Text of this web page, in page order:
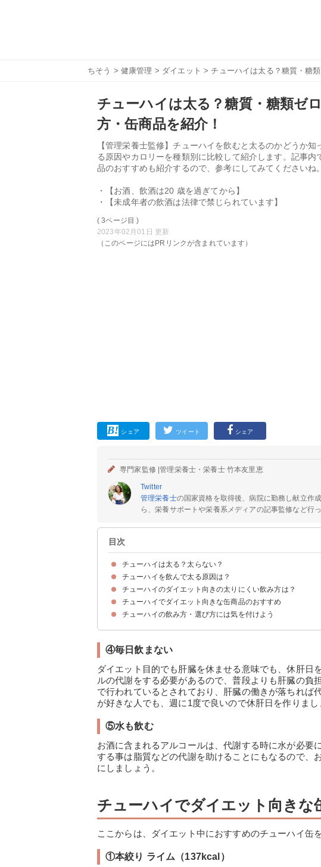
ちそう > 健康管理 > ダイエット > チューハイは太る？糖質・糖
チューハイは太る？糖質・糖類ゼ
方・缶商品を紹介！
【管理栄養士監修】チューハイを飲むと太るのかどうか
る原因やカロリーを種類別に比較して紹介します。記事
品のおすすめも紹介するので、参考にしてみてくださいね。
・【お酒、飲酒は20 歳を過ぎてから】
・【未成年者の飲酒は法律で禁じられています】
( 3ページ目 )
2023年02月01日 更新
（このページにはPRリンクが含まれています）
シェア ツイート シェア
専門家監修 |管理栄養士・栄養士 竹本友里恵
Twitter
管理栄養士の国家資格を取得後、病院に勤務し献立作
ら、栄養サポートや栄養系メディアの記事監修など行
目次
チューハイは太る？太らない？
飲み方や種類によっては太る
チューハイのカロリーを種類別に見てみよう
チューハイのカロリーを他のお酒と比較
糖類・糖質ゼロは糖質量ゼロではないので要注意
チューハイを飲んで太る原因は？
①高カロリーのおつまみを食べている
②酵素不足で代謝が低くなる
③寝る前に飲んでいる
④チューハイを飲み過ぎている
チューハイのダイエット向きの太りにくい飲み方は？
①低カロリー・糖質カットの缶チューハイを飲む
②ノンアルコールのチューハイにする
③低カロリーで肝臓を補助するおつまみを選ぶ
④毎日飲まない
⑤水も飲む
チューハイでダイエット向きな缶商品のおすすめ
①本絞り ライム（137kcal）
②麒麟 特製 レモンサワー(189kcal)
③キリン氷結ZERO シチリア産レモン(112kcal)
④烏龍チューハイ(91kcal)
⑤贅沢絞りレモン(137kcal)
⑥ウィルキンソン・ハードナイン 無糖ジンジャ(182kcal)
⑦99.99 フォーナイン クリアレモン(192kcal)
チューハイの飲み方・選び方には気を付けよう
④毎日飲まない
ダイエット目的でも肝臓を休ませる意味でも、休肝日
ルの代謝をする必要があるので、普段よりも肝臓の負
で行われているとされており、肝臓の働きが落ちれば
が好きな人でも、週に1度で良いので休肝日を作りまし
⑤水も飲む
お酒に含まれるアルコールは、代謝する時に水が必要
する事は脂質などの代謝を助けることにもなるので、
にしましょう。
チューハイでダイエット向きな
ここからは、ダイエット中におすすめのチューハイ缶
①本絞り ライム（137kcal）